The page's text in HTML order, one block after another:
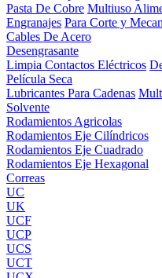
Pasta De Cobre Multiuso
Engranajes Para Corte y
Cables De Acero
Desengrasante
Limpia Contactos Eléctricos
Película Seca
Lubricantes Para Cadenas
Solvente
Rodamientos Agricolas
Rodamientos Eje Cilíndricos
Rodamientos Eje Cuadrado
Rodamientos Eje Hexagonal
Correas
UC
UK
UCF
UCP
UCS
UCT